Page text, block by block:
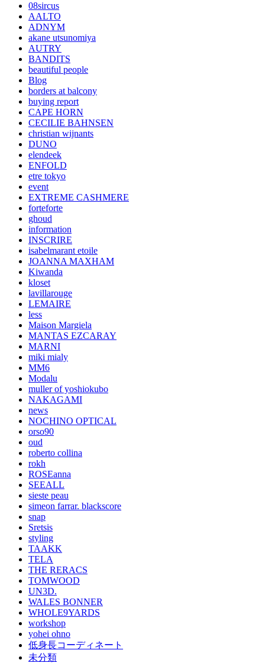
08sircus
AALTO
ADNYM
akane utsunomiya
AUTRY
BANDITS
beautiful people
Blog
borders at balcony
buying report
CAPE HORN
CECILIE BAHNSEN
christian wijnants
DUNO
elendeek
ENFOLD
etre tokyo
event
EXTREME CASHMERE
forteforte
ghoud
information
INSCRIRE
isabelmarant etoile
JOANNA MAXHAM
Kiwanda
kloset
lavillarouge
LEMAIRE
less
Maison Margiela
MANTAS EZCARAY
MARNI
miki mialy
MM6
Modalu
muller of yoshiokubo
NAKAGAMI
news
NOCHINO OPTICAL
orso90
oud
roberto collina
rokh
ROSEanna
SEEALL
sieste peau
simeon farrar. blackscore
snap
Sretsis
styling
TAAKK
TELA
THE RERACS
TOMWOOD
UN3D.
WALES BONNER
WHOLE9YARDS
workshop
yohei ohno
低身長コーディネート
未分類